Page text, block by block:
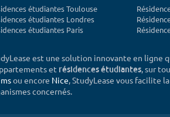
étudiantes Toulouse
étudiantes Londres
étudiantes Paris
est une solution innovante en ligne
et résidences étudiantes, sur
ou encore Nice, StudyLease vous facilite la
concernés.